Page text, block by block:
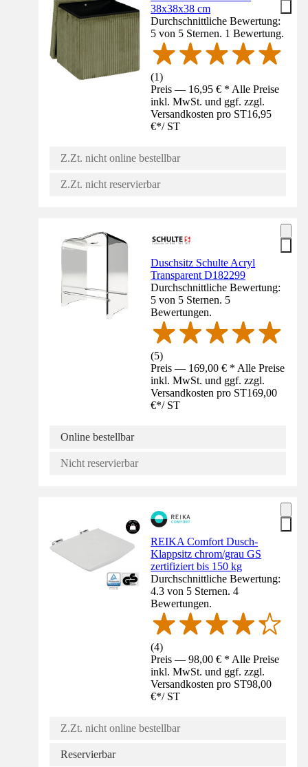
38x38x38 cm
Durchschnittliche Bewertung:
5 von 5 Sternen. 1 Bewertung.
(1)
Preis — 16,95 € * Alle Preise
inkl. MwSt. und ggf. zzgl.
Versandkosten pro ST16,95
€*/ ST
Z.Zt. nicht online bestellbar
Z.Zt. nicht reservierbar
Duschsitz Schulte Acryl
Transparent D182299
Durchschnittliche Bewertung:
5 von 5 Sternen. 5
Bewertungen.
(5)
Preis — 169,00 € * Alle Preise
inkl. MwSt. und ggf. zzgl.
Versandkosten pro ST169,00
€*/ ST
Online bestellbar
Nicht reservierbar
REIKA Comfort Dusch-
Klappsitz chrom/grau GS
zertifiziert bis 150 kg
Durchschnittliche Bewertung:
4.3 von 5 Sternen. 4
Bewertungen.
(4)
Preis — 98,00 € * Alle Preise
inkl. MwSt. und ggf. zzgl.
Versandkosten pro ST98,00
€*/ ST
Z.Zt. nicht online bestellbar
Reservierbar